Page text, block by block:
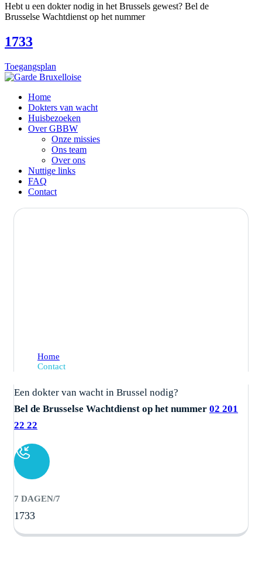
Hebt u een dokter nodig in het Brussels gewest? Bel de
Brusselse Wachtdienst op het nummer
1733
Toegangsplan
Home
Dokters van wacht
Huisbezoeken
Over GBBW
Onze missies
Ons team
Over ons
Nuttige links
FAQ
Contact
Home
Contact
Een dokter van wacht in Brussel nodig?
Bel de Brusselse Wachtdienst op het nummer 02 201
22 22
7 DAGEN/7
1733